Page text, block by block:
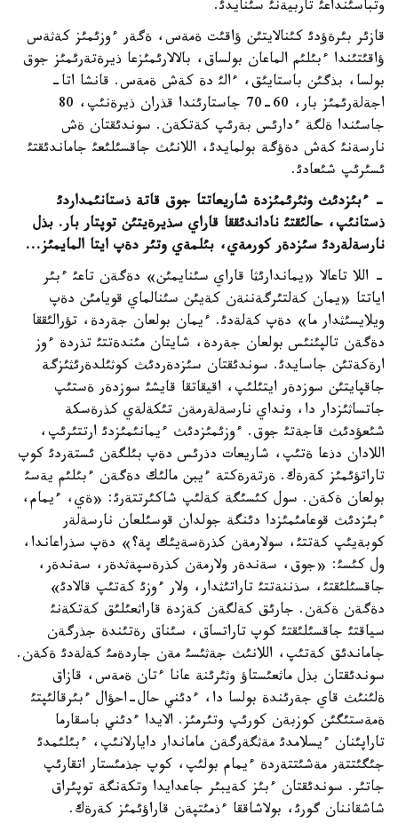
وتباسئنداعئ تاربيةنئ سئنايدئ.
قازئر بئرةؤدئ كئنالايتئن ؤاقئت ةمةس، ةگةر ءوزئمئز كةثةس
ؤاقئتئندا ءبئلئم الماعان بولساق، بالالارئمئزعا ذيرةتةرئمئز جوق
بولسا، بذگئن باستايئق، ءالئ دة كةش ةمةس. قانشا اتا-
اجةلةرئمئز بار، 60-70 جاستارئندا قذران ذيرةنئپ، 80
جاسئندا ةلگة ءدارئس بةرئپ كةتكةن. سوندئقتان ةش
نارسةنئ كةش دةؤگة بولمايدئ، اللانئث جاقسئلئعئ جاماندئقتئ
ئسئرئپ شئعادئ.
- ءبئزدئث وثئرئمئزدة شاريعاتتا جوق قاتة ذستانئمداردئ
ذستانئپ، حالئقتئ ناداندئققا قاراي سذيرةيتئن توپتار بار. بذل
نارسةلةردئ سئزدةر كورمةي، بئلمةي وتئر دةپ ايتا المايمئز...
- اللا تاعالا «يماندارئثا قاراي سئنايمئن» دةگةن تاعئ ءبئر
اياتتا «يمان كةلتئرگةننةن كةيئن سئنالماي قويامئن دةپ
ويلايسئثدار ما» دةپ كةلةدئ. ءيمان بولعان جةردة، تؤرالئققا
دةگةن تالپئنئس بولعان جةردة، شايتان مئندةتتئ تذردة ءوز
ارةكةتئن جاسايدئ. سوندئقتان سئزدةردئث كوثئلدةرئثئزگة
جاقپايتئن سوزدةر ايتئلئپ، اقيقاتقا قايشئ سوزدةر ةستئپ
جاتساثئزدار دا، ونداي نارسةلةرمةن تئكةلةي كذرةسكة
شئعؤدئث قاجةتئ جوق. ءوزئمئزدئث ءيمانئمئزدئ ارتتئرئپ،
اللادان دذعا ةتئپ، شاريعات دذرئس دةپ بئلگةن ئستةردئ كوپ
تاراتؤئمئز كةرةك. ةرتةرةكتة ءيبن مالئك دةگةن ءبئلئم يةسئ
بولعان ةكةن. سول كئسئگة كةلئپ شاكئرتتةرئ: «ةي، ءيمام،
ءبئزدئث قوعامئمئزدا دئنگة جولدان قوسئلعان نارسةلةر
كوبةيئپ كةتتئ، سولارمةن كذرةسةيئك پة؟» دةپ سذراعاندا،
ول كئسئ: «جوق، سةندةر ولارمةن كذرةسپةثدةر، سةندةر،
جاقسئلئقتئ، سذننةتتئ تاراتئثدار، ولار ءوزئ كةتئپ قالادئ»
دةگةن ةكةن. جارئق كةلگةن كةزدة قاراثعئلئق كةتكةنئ
سياقتئ جاقسئلئقتئ كوپ تاراتساق، سئناق رةتئندة جذرگةن
جاماندئق كةتئپ، اللانئث جةثئسئ مةن جاردةمئ كةلةدئ ةكةن.
سوندئقتان بذل ماثعئستاؤ وثئرئنة عانا ءتان ةمةس، قازاق
ةلئنئث قاي جةرئندة بولسا دا، ءدئني حال-احؤال ءبئرقالئپتئ
ةمةستئگئن كوزبةن كورئپ وتئرمئز. الايدا ءدئني باسقارما
تاراپئنان ءيسلامدئ مةثگةرگةن ماماندار دايارلانئپ، ءبئلئمدئ
جئگئتتةر مةشئتتةردة ءيمام بولئپ، كوپ جذمئستار اتقارئپ
جاتئر. سوندئقتان ءبئز كةيبئر جاعدايدا وتكةنگة توپئراق
شاشقاننان گورئ، بولاشاققا ءذمئتپةن قاراؤئمئز كةرةك.